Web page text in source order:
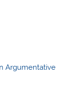
Argumentative